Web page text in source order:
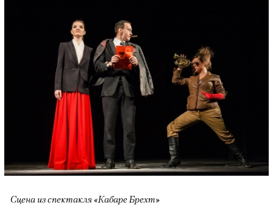
Сцена из спектакля «Кабаре Брехт»